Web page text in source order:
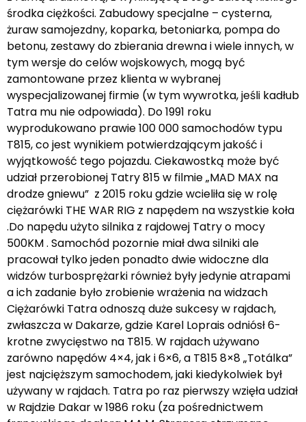
środka ciężkości. Zabudowy specjalne – cysterna,
żuraw samojezdny, koparka, betoniarka, pompa do
betonu, zestawy do zbierania drewna i wiele innych, w
tym wersje do celów wojskowych, mogą być
zamontowane przez klienta w wybranej
wyspecjalizowanej firmie (w tym wywrotka, jeśli kadłub
Tatra mu nie odpowiada). Do 1991 roku
wyprodukowano prawie 100 000 samochodów typu
T815, co jest wynikiem potwierdzającym jakość i
wyjątkowość tego pojazdu. Ciekawostką może być
udział przerobionej Tatry 815 w filmie „MAD MAX na
drodze gniewu” z 2015 roku gdzie wcieliła się w rolę
ciężarówki THE WAR RIG z napędem na wszystkie koła
.Do napędu użyto silnika z rajdowej Tatry o mocy
500KM . Samochód pozornie miał dwa silniki ale
pracował tylko jeden ponadto dwie widoczne dla
widzów turbosprężarki również były jedynie atrapami
a ich zadanie było zrobienie wrażenia na widzach
Ciężarówki Tatra odnoszą duże sukcesy w rajdach,
zwłaszcza w Dakarze, gdzie Karel Loprais odniósł 6-
krotne zwycięstwo na T815. W rajdach używano
zarówno napędów 4×4, jak i 6×6, a T815 8×8 „Totálka”
jest najcięższym samochodem, jaki kiedykolwiek był
używany w rajdach. Tatra po raz pierwszy wzięła udział
w Rajdzie Dakar w 1986 roku (za pośrednictwem